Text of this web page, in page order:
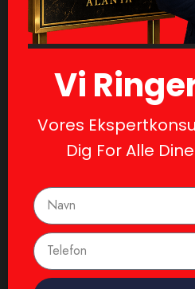
Vi
Vores
Dig For Alle